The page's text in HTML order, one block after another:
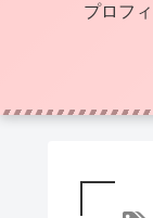
プロフ